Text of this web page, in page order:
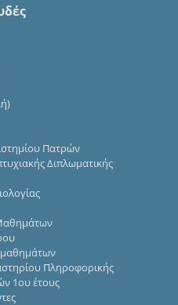
Πατρών
Διπλωματικής
Πληροφορικής
1ου έτους